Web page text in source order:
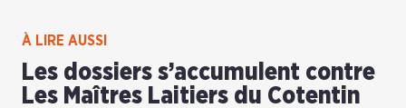
À LIRE AUSSI
Les dossiers s’accumulent contre
Les Maîtres Laitiers du Cotentin